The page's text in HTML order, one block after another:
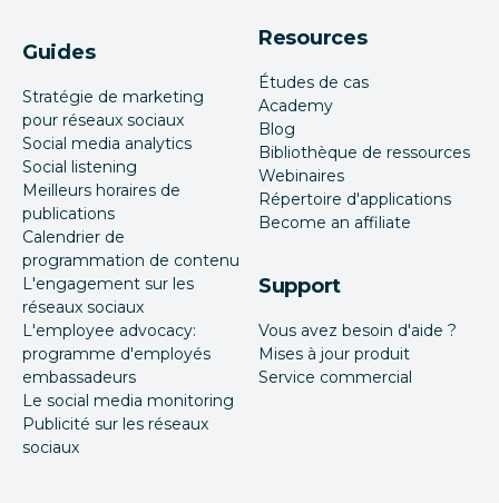
Guides
Stratégie de marketing
pour réseaux sociaux
Social media analytics
Social listening
Meilleurs horaires de
publications
Calendrier de
programmation de contenu
L'engagement sur les
réseaux sociaux
L'employee advocacy:
programme d'employés
embassadeurs
Le social media monitoring
Publicité sur les réseaux
sociaux
Resources
Études de cas
Academy
Blog
Bibliothèque de ressources
Webinaires
Répertoire d'applications
Become an affiliate
Support
Vous avez besoin d'aide ?
Mises à jour produit
Service commercial